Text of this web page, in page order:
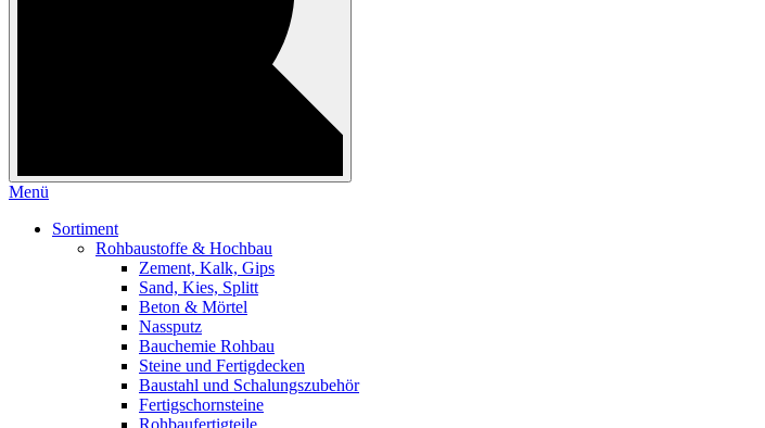
Menü
Sortiment
Rohbaustoffe & Hochbau
Zement, Kalk, Gips
Sand, Kies, Splitt
Beton & Mörtel
Nassputz
Bauchemie Rohbau
Steine und Fertigdecken
Baustahl und Schalungszubehör
Fertigschornsteine
Rohbaufertigteile